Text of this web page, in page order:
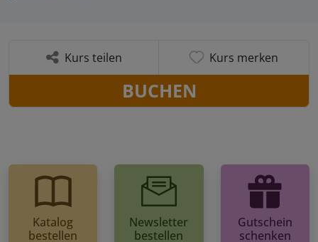
Kurs teilen Kurs merken
BUCHEN
Katalog
bestellen
Newsletter
bestellen
Gutschein
schenken